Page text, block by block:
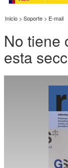
Inicio > Soporte > E-mail
No tiene
esta